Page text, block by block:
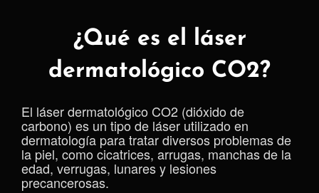
¿Qué es el láser
dermatológico CO2?
El láser dermatológico CO2 (dióxido de
carbono) es un tipo de láser utilizado en
dermatología para tratar diversos problemas de
la piel, como cicatrices, arrugas, manchas de la
edad, verrugas, lunares y lesiones
precancerosas.